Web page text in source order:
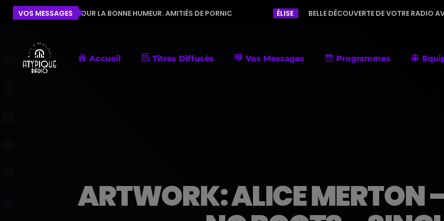
VOS MESSAGES
POUR LA BONNE HUMEUR. AMITIÉS DE PORNIC ÉLISE BELLE DÉCOUVERTE DE VOTRE RADIO AVEC UNE
Accueil Titres Diffusés Vos Messages Programmes
ARTWORK: ALICE MERTON